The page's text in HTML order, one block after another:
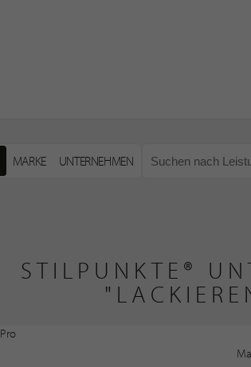
MARKE UNTERNEHMEN
STILPUNKTE®